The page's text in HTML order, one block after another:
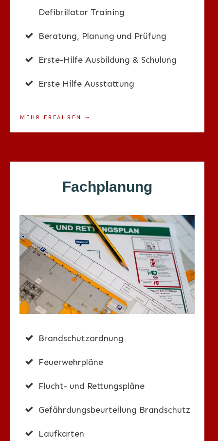
Defibrillator Training
Beratung, Planung und Prüfung
Erste-Hilfe Ausbildung & Schulung
Erste Hilfe Ausstattung
MEHR ERFAHREN ➝
Fachplanung
Brandschutzordnung
Feuerwehrpläne
Flucht- und Rettungspläne
Gefährdungsbeurteilung Brandschutz
Laufkarten